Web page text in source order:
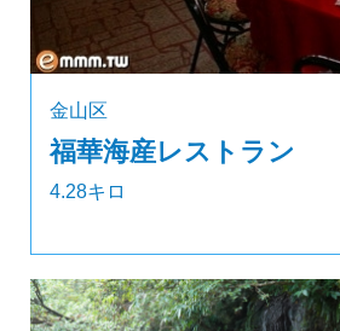
金山区
福華海産レストラン
4.28キロ